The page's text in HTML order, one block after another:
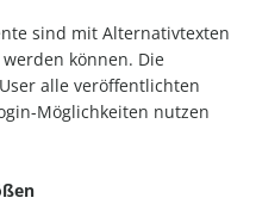
sind mit Alternativtexten
können. Die
alle veröffentlichten
Möglichkeiten nutzen